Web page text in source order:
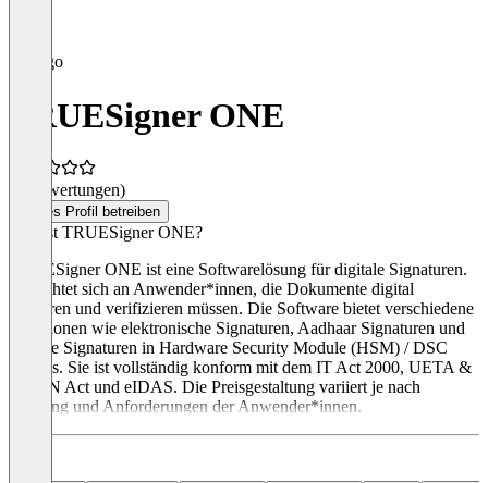
TRUESigner ONE
(0 Bewertungen)
Dieses Profil betreiben
Was ist TRUESigner ONE?
TRUESigner ONE ist eine Softwarelösung für digitale Signaturen.
Sie richtet sich an Anwender*innen, die Dokumente digital
signieren und verifizieren müssen. Die Software bietet verschiedene
Funktionen wie elektronische Signaturen, Aadhaar Signaturen und
digitale Signaturen in Hardware Security Module (HSM) / DSC
Tokens. Sie ist vollständig konform mit dem IT Act 2000, UETA &
ESIGN Act und eIDAS. Die Preisgestaltung variiert je nach
Nutzung und Anforderungen der Anwender*innen.